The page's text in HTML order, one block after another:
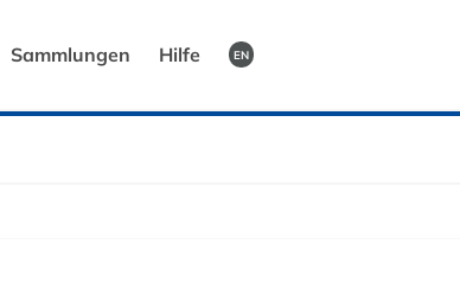
Sammlungen Hilfe EN